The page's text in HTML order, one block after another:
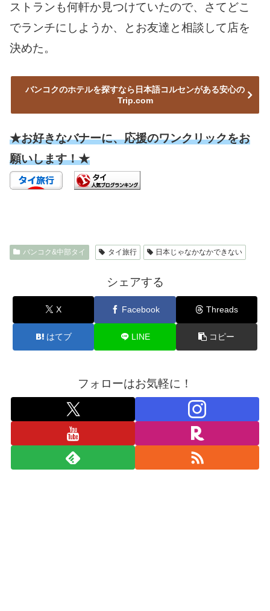
ストランも何軒か見つけていたので、さてどこ
でランチにしようか、とお友達と相談して店を
決めた。
バンコクのホテルを探すなら日本語コルセンがある安心の
Trip.com
★お好きなバナーに、応援のワンクリックをお
願いします！★
バンコク&中部タイ タイ旅行 日本じゃなかなかできない
シェアする
X Facebook Threads
はてブ LINE コピー
フォローはお気軽に！